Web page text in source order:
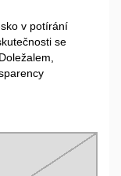
v potírání
se